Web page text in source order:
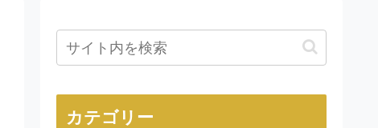
カテゴリー